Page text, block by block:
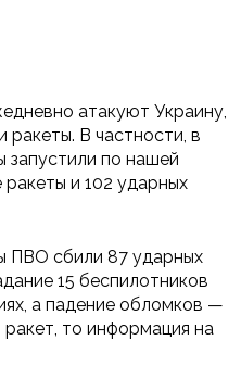
атакуют Украину,
ракеты. В частности, в
запустили по нашей
и 102 ударных
ПВО сбили 87 ударных
15 беспилотников
а падение обломков —
то информация на